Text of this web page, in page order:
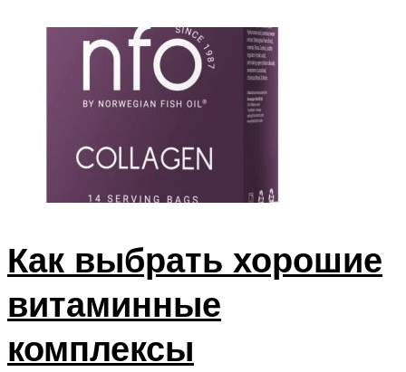
Как выбрать хорошие
витаминные
комплексы